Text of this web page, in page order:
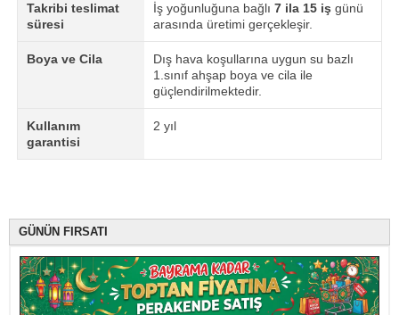
Takribi teslimat
süresi
İş yoğunluğuna bağlı 7 ila 15 iş günü
arasında üretimi gerçekleşir.
Boya ve Cila
Dış hava koşullarına uygun su bazlı
1.sınıf ahşap boya ve cila ile
güçlendirilmektedir.
Kullanım
garantisi
2 yıl
GÜNÜN FIRSATI